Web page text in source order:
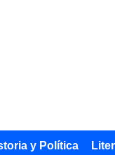
y Política